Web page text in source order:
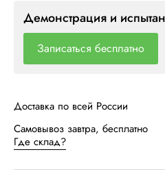
Демонстрация и
Записаться бесплатно
Доставка по всей России
Самовывоз завтра, бесплатно
Где склад?